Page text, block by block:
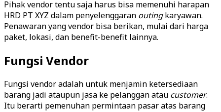
Pihak vendor tentu saja harus bisa memenuhi harapan
HRD PT XYZ dalam penyelenggaran outingkaryawan.
Penawaran yang vendor bisa berikan, mulai dari harga
paket, lokasi, dan benefit-benefit lainnya.
Fungsi Vendor
Fungsi vendor adalah untuk menjamin ketersediaan
barang jadi ataupun jasa ke pelanggan atau customer.
Itu berarti pemenuhan permintaan pasar atas barang